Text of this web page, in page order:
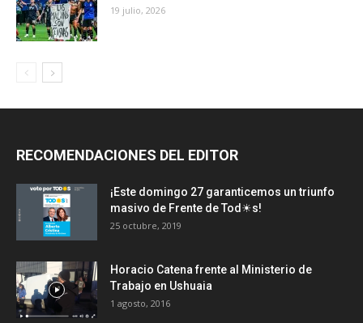
19 julio, 2026
RECOMENDACIONES DEL EDITOR
¡Este domingo 27 garanticemos un triunfo
masivo de Frente de Tod☀s!
25 octubre, 2019
Horacio Catena frente al Ministerio de
Trabajo en Ushuaia
1 agosto, 2016